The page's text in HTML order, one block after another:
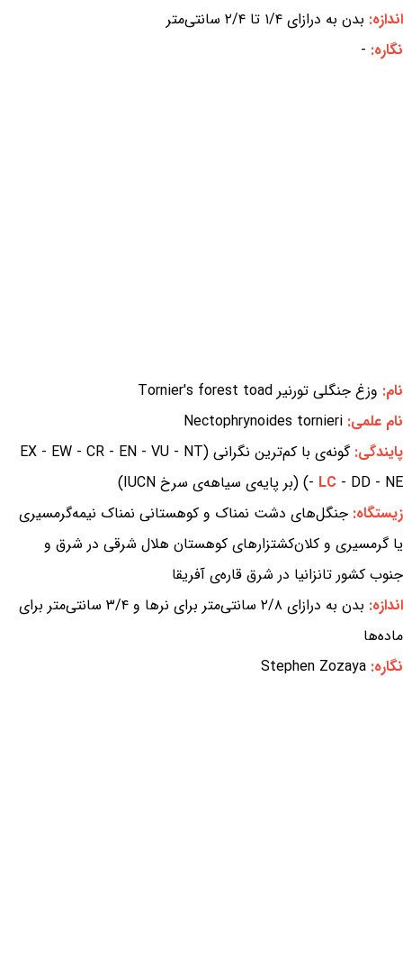
اندازه: بدن به درازای ۱/۴ تا ۲/۴ سانتی‌متر
نگاره: -
نام: وزغ جنگلی تورنیر Tornier's forest toad
نام علمی: Nectophrynoides tornieri
پایندگی:
گونه‌ی با کم‌ترین نگرانی (EX - EW - CR - EN - VU - NT
- LC - DD - NE) (بر پایه‌ی سیاهه‌ی سرخ IUCN)
زیستگاه: جنگل‌های دشت نمناک و کوهستانی نمناک نیمه‌گرمسیری
یا گرمسیری و کلان‌کشتزارهای کوهستان هلال شرقی در شرق و
جنوب کشور تانزانیا در شرق قاره‌ی آفریقا
اندازه:
بدن به درازای ۲/۸ سانتی‌متر برای نرها و ۳/۴ سانتی‌متر برای
ماده‌ها
نگاره: Stephen Zozaya